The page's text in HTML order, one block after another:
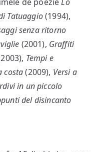
Tatuaggio(1994),
senza ritorno
(2001), Graffiti
Tempi e
costa(2009), Versi a
in un piccolo
del disincanto